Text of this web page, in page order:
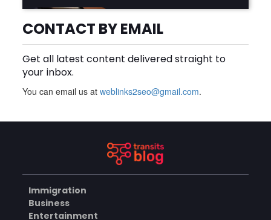
BUSINESS
Why Should You Hire a
Professional Cooktop Repair
Service?
AUGUST 6, 2026
Practice Test Help You
CONTACT BY EMAIL
Get all latest content delivered straight to
your inbox.
You can email us atweblinks2seo@gmail.com.
Immigration
Business
Entertainment